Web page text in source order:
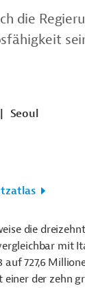
die
Seoul
die
mit
727,6
einer der zehn